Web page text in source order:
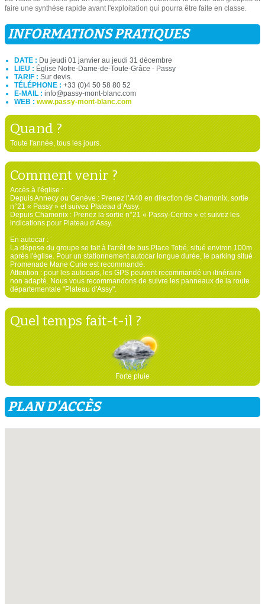
faire une synthèse rapide avant l'exploitation qui pourra être faite en classe.
INFORMATIONS PRATIQUES
DATE : Du jeudi 01 janvier au jeudi 31 décembre
LIEU : Église Notre-Dame-de-Toute-Grâce - Passy
TARIF : Sur devis.
TÉLÉPHONE : +33 (0)4 50 58 80 52
E-MAIL : info@passy-mont-blanc.com
WEB : www.passy-mont-blanc.com
Quand ?
Toute l'année, tous les jours.
Comment venir ?
Accès à l'église :
Depuis Annecy ou Genève : Prenez l’A40 en direction de Chamonix, sortie
n°21 « Passy » et suivez Plateau d’Assy.
Depuis Chamonix : Prenez la sortie n°21 « Passy-Centre » et suivez les
indications pour Plateau d’Assy.
En autocar :
La dépose du groupe se fait à l'arrêt de bus Place Tobé, situé environ 100m
après l'église. Pour un stationnement autocar longue durée, le parking situé
Promenade Marie Curie est recommandé.
Attention : pour les autocars, les GPS peuvent recommandé un itinéraire
non adapté. Nous vous recommandons de suivre les panneaux de la route
départementale "Plateau d'Assy".
Quel temps fait-t-il ?
Forte pluie
PLAN D'ACCÈS